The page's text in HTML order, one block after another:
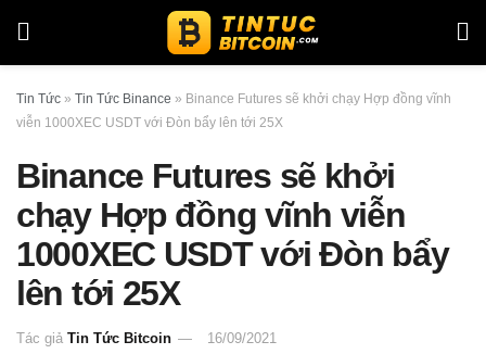
Tin Tức » Tin Tức Binance » Binance Futures sẽ khởi chạy Hợp đồng vĩnh
viễn 1000XEC USDT với Đòn bẩy lên tới 25X
Binance Futures sẽ khởi
chạy Hợp đồng vĩnh viễn
1000XEC USDT với Đòn bẩy
lên tới 25X
Tác giả Tin Tức Bitcoin 16/09/2021